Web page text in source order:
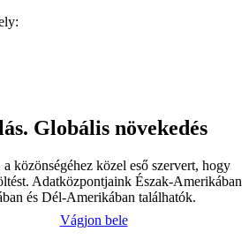
Globális növekedés
közönségéhez közel eső szervert, hogy
Adatközpontjaink Észak-Amerikában,
és Dél-Amerikában találhatók.
Vágjon bele